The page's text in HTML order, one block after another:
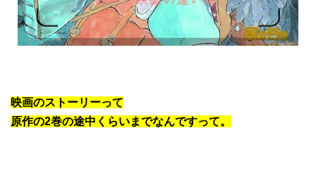
映画のストーリーって
原作の2巻の途中くらいまでなんですって。